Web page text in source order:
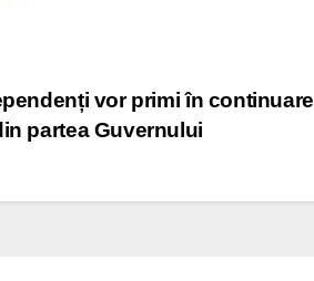
vor primi în continuare
partea Guvernului